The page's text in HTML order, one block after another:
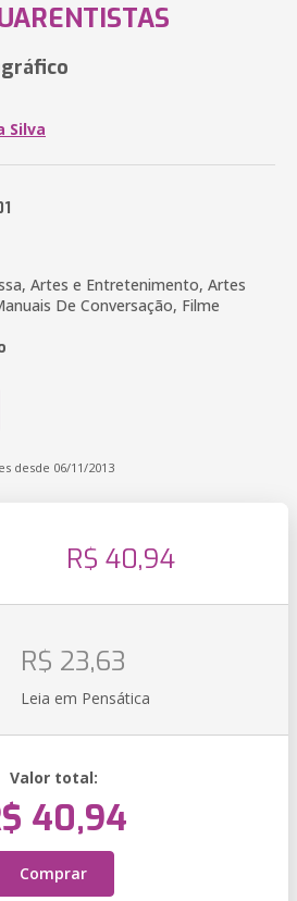
Silva
Artes e Entretenimento, Artes
De Conversação, Filme
desde 06/11/2013
R$ 40,94
R$ 23,63
Leia em Pensática
Valor total:
40,94
Comprar